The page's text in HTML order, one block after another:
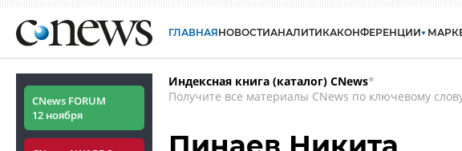
ГЛАВНАЯНОВОСТИАНАЛИТИКАКОНФЕРЕНЦИИ
CNews FORUM
12 ноября
Индексная книга (каталог) CNews*
Получите все материалы CNews по ключевому